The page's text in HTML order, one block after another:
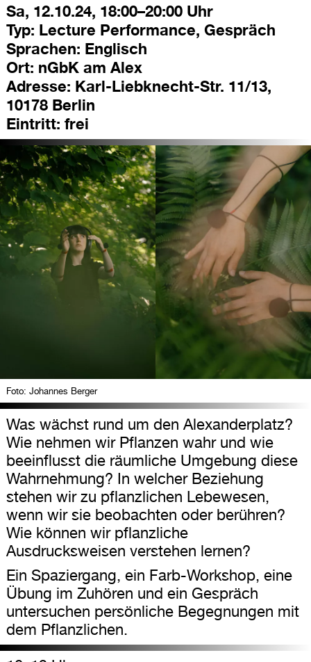
Sa, 12.10.24, 18:00–20:00 Uhr
Typ: Lecture Performance, Gespräch
Sprachen: Englisch
Ort: nGbK am Alex
Adresse: Karl-Liebknecht-Str. 11/13,
10178 Berlin
Eintritt: frei
Foto: Johannes Berger
Was wächst rund um den Alexanderplatz?
Wie nehmen wir Pflanzen wahr und wie
beeinflusst die räumliche Umgebung diese
Wahrnehmung? In welcher Beziehung
stehen wir zu pflanzlichen Lebewesen,
wenn wir sie beobachten oder berühren?
Wie können wir pflanzliche
Ausdrucksweisen verstehen lernen?
Ein Spaziergang, ein Farb-Workshop, eine
Übung im Zuhören und ein Gespräch
untersuchen persönliche Begegnungen mit
dem Pflanzlichen.